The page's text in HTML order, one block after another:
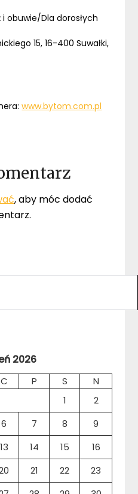
obuwie/Dla dorosłych
15, 16-400 Suwałki,
www.bytom.com.pl
, aby móc dodać
2026
C P S
N
1
2
6 7 8
9
13 14 15
16
21 22
23